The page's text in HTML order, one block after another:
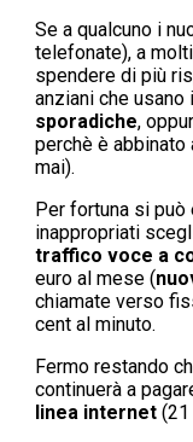
Se a qualcuno i
telefonate), a
spendere di più
anziani che usano
sporadiche,
perchè è abbinato
mai).
Per fortuna si
inappropriati
traffico voce a
euro al mese (
chiamate verso
cent al minuto.
Fermo restando
continuerà a
linea internet(21